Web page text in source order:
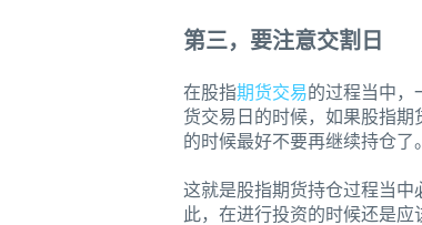
第三，要注意交割日
在股指期货交易的过程当中，
货交易日的时候，如果股指
的时候最好不要再继续持仓了。
这就是股指期货持仓过程当中
此，在进行投资的时候还是应